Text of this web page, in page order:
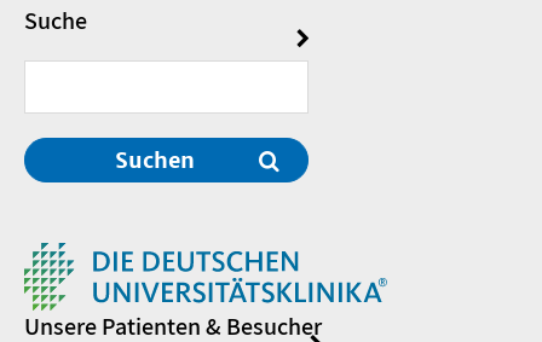
Suche
Suchen
Unsere Patienten & Besucher